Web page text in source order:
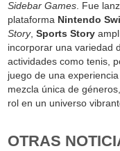
Sidebar Games. Fue
plataforma Nintendo
Story,Sports Story
incorporar una variedad
actividades como tenis,
juego de una
mezcla única de
rol en un universo
OTRAS